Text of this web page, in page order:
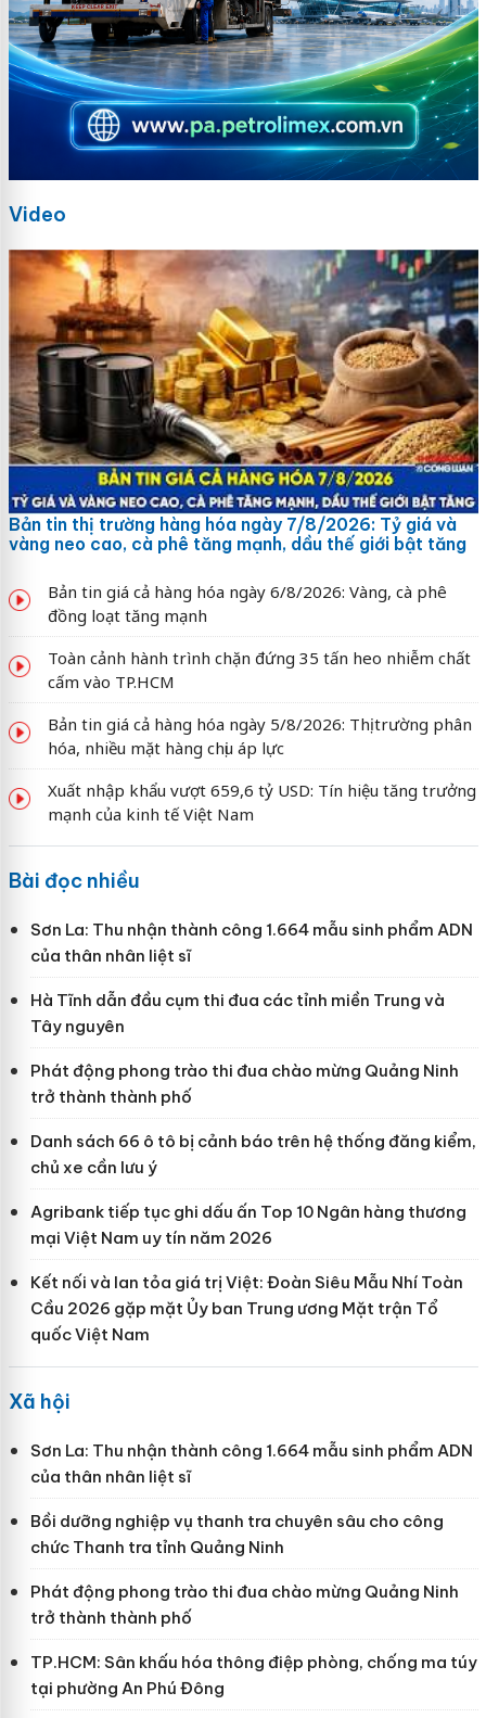
Video
Bản tin thị trường hàng hóa ngày 7/8/2026: Tỷ giá và
vàng neo cao, cà phê tăng mạnh, dầu thế giới bật tăng
Bản tin giá cả hàng hóa ngày 6/8/2026: Vàng, cà phê
đồng loạt tăng mạnh
Toàn cảnh hành trình chặn đứng 35 tấn heo nhiễm chất
cấm vào TP.HCM
Bản tin giá cả hàng hóa ngày 5/8/2026: Thị trường phân
hóa, nhiều mặt hàng chịu áp lực
Xuất nhập khẩu vượt 659,6 tỷ USD: Tín hiệu tăng trưởng
mạnh của kinh tế Việt Nam
Bài đọc nhiều
Sơn La: Thu nhận thành công 1.664 mẫu sinh phẩm ADN
của thân nhân liệt sĩ
Hà Tĩnh dẫn đầu cụm thi đua các tỉnh miền Trung và
Tây nguyên
Phát động phong trào thi đua chào mừng Quảng Ninh
trở thành thành phố
Danh sách 66 ô tô bị cảnh báo trên hệ thống đăng kiểm,
chủ xe cần lưu ý
Agribank tiếp tục ghi dấu ấn Top 10 Ngân hàng thương
mại Việt Nam uy tín năm 2026
Kết nối và lan tỏa giá trị Việt: Đoàn Siêu Mẫu Nhí Toàn
Cầu 2026 gặp mặt Ủy ban Trung ương Mặt trận Tổ
quốc Việt Nam
Xã hội
Sơn La: Thu nhận thành công 1.664 mẫu sinh phẩm ADN
của thân nhân liệt sĩ
Bồi dưỡng nghiệp vụ thanh tra chuyên sâu cho công
chức Thanh tra tỉnh Quảng Ninh
Phát động phong trào thi đua chào mừng Quảng Ninh
trở thành thành phố
TP.HCM: Sân khấu hóa thông điệp phòng, chống ma túy
tại phường An Phú Đông